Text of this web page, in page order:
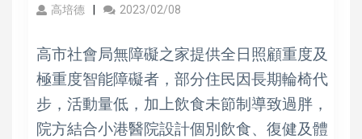
高培德 2023/02/08
高市社會局無障礙之家提供全日照顧重度及
極重度智能障礙者，部分住民因長期輪椅代
步，活動量低，加上飲食未節制導致過胖，
院方結合小港醫院設計個別飲食、復健及體